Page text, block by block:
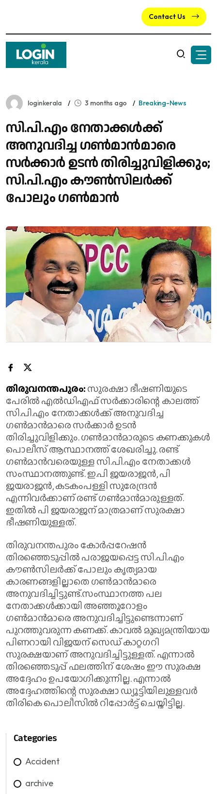
Contact Us
loginkerala 3 months ago Breaking-News
സി.പി.എം നേതാക്കൾക്ക്
അനുവദിച്ച ഗൺമാൻമാരെ
സർക്കാർ ഉടൻ തിരിച്ചുവിളിക്കും;
സി.പി.എം കൗൺസിലർക്ക്
പോലും ​ഗൺമാൻ
തിരുവനന്തപുരം:സുരക്ഷാ ഭീഷണിയുടെ
പേരിൽ എൽഡിഎഫ് സർക്കാരിന്റെ കാലത്ത്
സി.പി.എം നേതാക്കൾക്ക് അനുവദിച്ച
ഗൺമാൻമാരെ സർക്കാർ ഉടൻ
തിരിച്ചുവിളിക്കും. ഗൺമാൻമാരുടെ കണക്കുകൾ
പൊലീസ് ആസ്ഥാനത്ത് ശേഖരിച്ചു. രണ്ട്
ഗൺമാൻവരെയുള്ള സി.പി.എം നേതാക്കൾ
സംസ്ഥാനത്തുണ്ട്. ഇ.പി ജയരാജൻ, പി
ജയരാജൻ, കടകംപള്ളി സുരേന്ദ്രൻ
എന്നിവർക്കാണ് രണ്ട് ഗൺമാൻമാരുള്ളത്.
ഇതിൽ പി ജയരാജന് മാത്രമാണ് സുരക്ഷാ
ഭീഷണിയുള്ളത്.
തിരുവനന്തപുരം കോർപ്പറേഷൻ
തിരഞ്ഞെടുപ്പിൽ പരാജയപ്പെട്ട സി.പി.എം
കൗൺസിലർക്ക് പോലും കൃത്യമായ
കാരണങ്ങളില്ലാതെ ഗൺമാൻമാരെ
അനുവദിച്ചിട്ടുണ്ട്.സംസ്ഥാനത്ത പല
നേതാക്കൾക്കായി അഞ്ഞൂറോളം
ഗൺമാൻമാരെ അനുവദിച്ചിട്ടുണ്ടെന്നാണ്
പുറത്തുവരുന്ന കണക്ക്. കാവൽ മുഖ്യമന്ത്രിയായ
പിണറായി വിജയന് സെഡ് കാറ്റഗറി
സുരക്ഷയാണ് അനുവദിച്ചിട്ടുള്ളത്. എന്നാൽ
തിരഞ്ഞെടുപ്പ് ഫലത്തിന് ശേഷം ഈ സുരക്ഷ
അദ്ദേഹം ഉപയോഗിക്കുന്നില്ല. എന്നാൽ
അദ്ദേഹത്തിന്റെ സുരക്ഷാ ഡ്യൂട്ടിയിലുള്ളവർ
തിരികെ പൊലീസിൽ റിപ്പോർട്ട് ചെയ്തിട്ടില്ല.
Categories
Accident
archive